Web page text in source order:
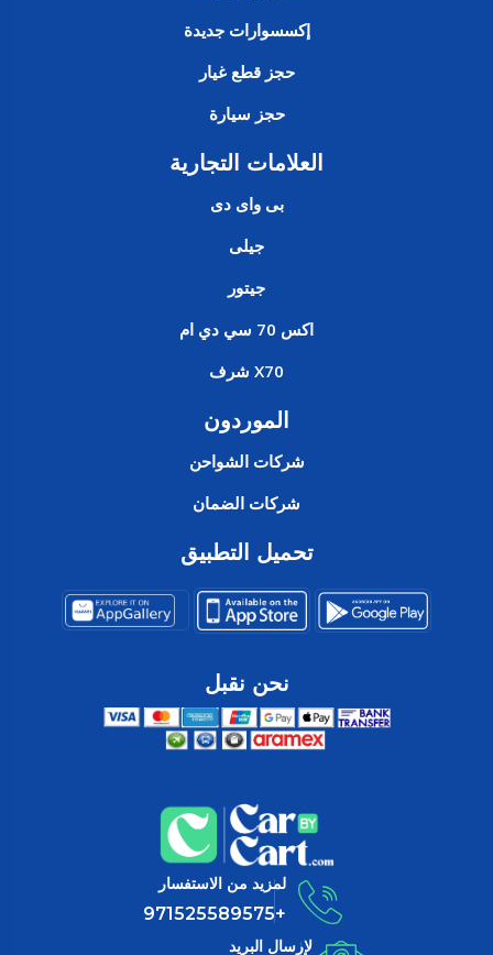
إكسسوارات جديدة
حجز قطع غيار
حجز سيارة
العلامات التجارية
بى واى دى
جيلى
جيتور
اكس 70 سي دي ام
X70 شرف
الموردون
شركات الشواحن
شركات الضمان
تحميل التطبيق
نحن نقبل
لمزيد من الاستفسار
+971525589575
لإرسال البريد